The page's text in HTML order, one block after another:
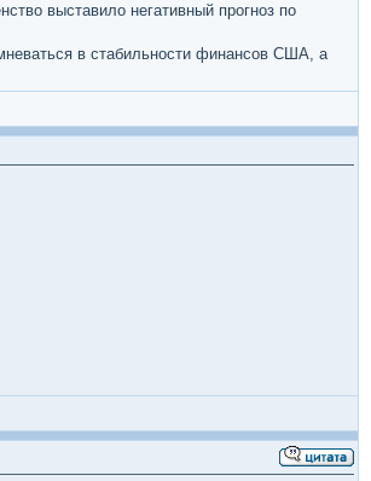
выставило негативный прогноз по
в стабильности финансов США, а